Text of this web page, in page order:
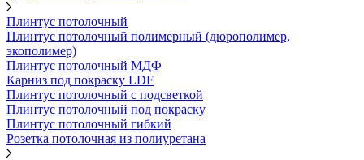
Плинтус потолочный
Плинтус потолочный полимерный (дюрополимер,
экополимер)
Плинтус потолочный МДФ
Карниз под покраску LDF
Плинтус потолочный с подсветкой
Плинтус потолочный под покраску
Плинтус потолочный гибкий
Розетка потолочная из полиуретана